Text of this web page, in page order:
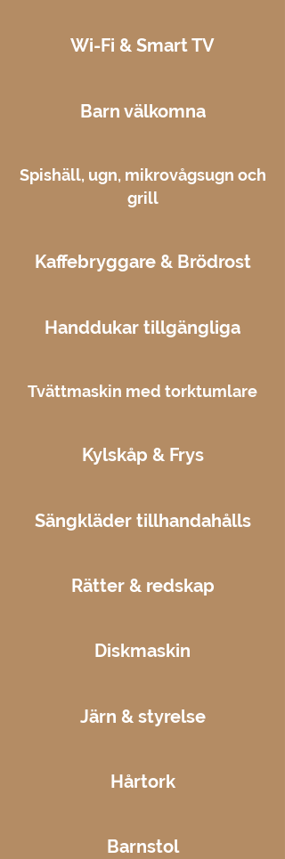
Wi-Fi & Smart TV
Barn välkomna
Spishäll, ugn, mikrovågsugn och
grill
Kaffebryggare & Brödrost
Handdukar tillgängliga
Tvättmaskin med torktumlare
Kylskåp & Frys
Sängkläder tillhandahålls
Rätter & redskap
Diskmaskin
Järn & styrelse
Hårtork
Barnstol